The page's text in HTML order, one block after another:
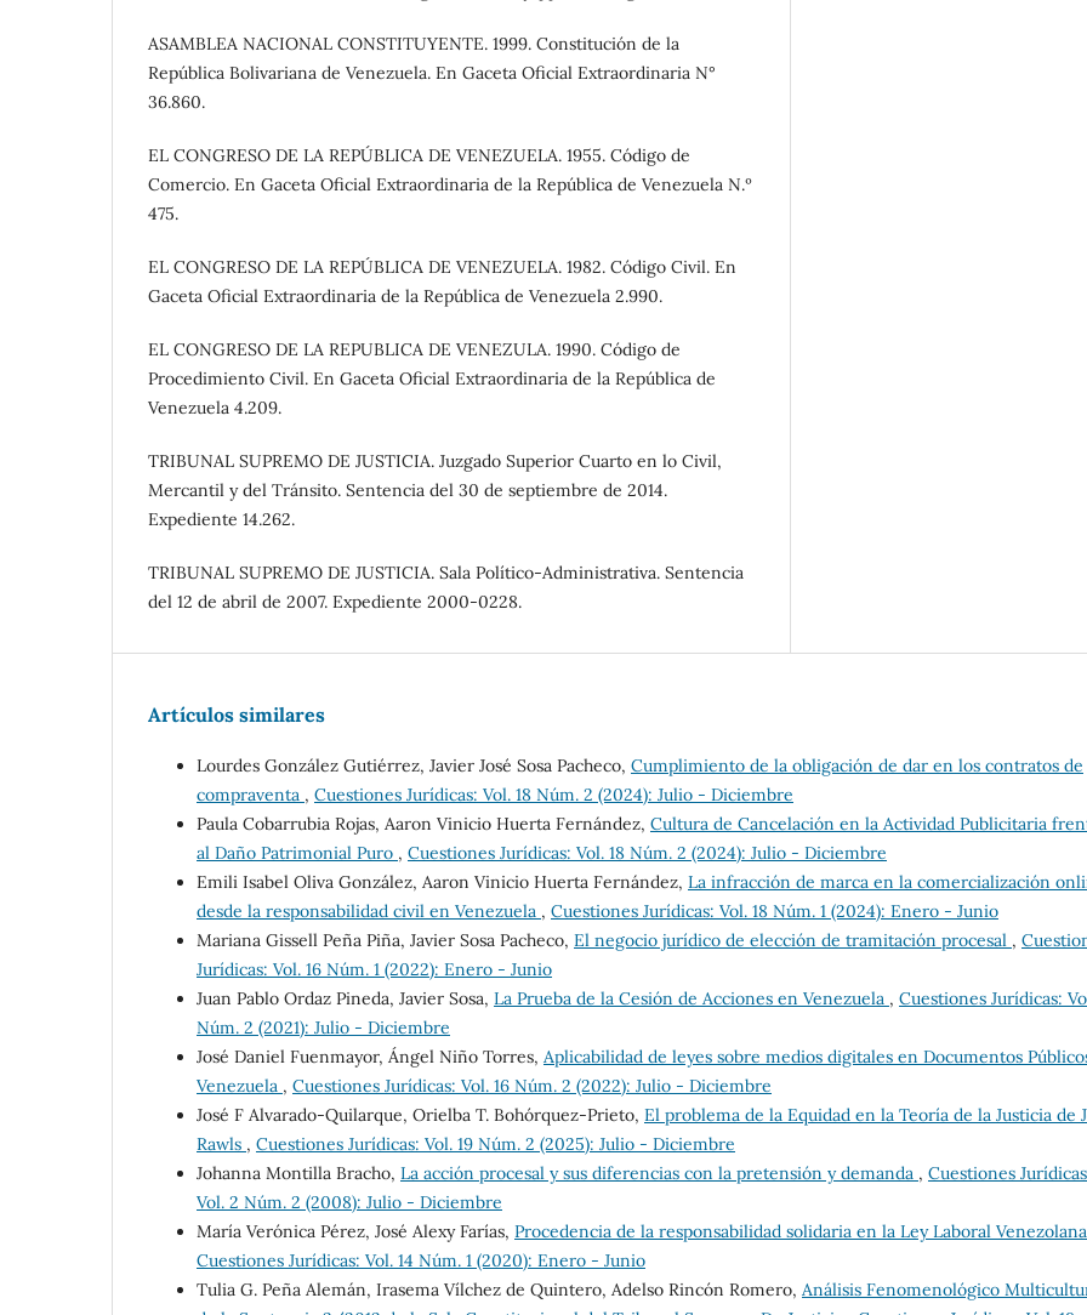
ASAMBLEA NACIONAL CONSTITUYENTE. 1999. Constitución de la
República Bolivariana de Venezuela. En Gaceta Oficial Extraordinaria N°
36.860.
EL CONGRESO DE LA REPÚBLICA DE VENEZUELA. 1955. Código de
Comercio. En Gaceta Oficial Extraordinaria de la República de Venezuela N.º
475.
EL CONGRESO DE LA REPÚBLICA DE VENEZUELA. 1982. Código Civil. En
Gaceta Oficial Extraordinaria de la República de Venezuela 2.990.
EL CONGRESO DE LA REPUBLICA DE VENEZULA. 1990. Código de
Procedimiento Civil. En Gaceta Oficial Extraordinaria de la República de
Venezuela 4.209.
TRIBUNAL SUPREMO DE JUSTICIA. Juzgado Superior Cuarto en lo Civil,
Mercantil y del Tránsito. Sentencia del 30 de septiembre de 2014.
Expediente 14.262.
TRIBUNAL SUPREMO DE JUSTICIA. Sala Político-Administrativa. Sentencia
del 12 de abril de 2007. Expediente 2000-0228.
Artículos similares
Lourdes González Gutiérrez, Javier José Sosa Pacheco, Cumplimiento de la obligación de dar en los contratos de
compraventa , Cuestiones Jurídicas: Vol. 18 Núm. 2 (2024): Julio - Diciembre
Paula Cobarrubia Rojas, Aaron Vinicio Huerta Fernández, Cultura de Cancelación en la Actividad Publicitaria
al Daño Patrimonial Puro , Cuestiones Jurídicas: Vol. 18 Núm. 2 (2024): Julio - Diciembre
Emili Isabel Oliva González, Aaron Vinicio Huerta Fernández, La infracción de marca en la comercialización
desde la responsabilidad civil en Venezuela , Cuestiones Jurídicas: Vol. 18 Núm. 1 (2024): Enero - Junio
Mariana Gissell Peña Piña, Javier Sosa Pacheco, El negocio jurídico de elección de tramitación procesal ,
Jurídicas: Vol. 16 Núm. 1 (2022): Enero - Junio
Juan Pablo Ordaz Pineda, Javier Sosa, La Prueba de la Cesión de Acciones en Venezuela , Cuestiones Jurídicas:
Núm. 2 (2021): Julio - Diciembre
José Daniel Fuenmayor, Ángel Niño Torres, Aplicabilidad de leyes sobre medios digitales en Documentos
Venezuela , Cuestiones Jurídicas: Vol. 16 Núm. 2 (2022): Julio - Diciembre
José F Alvarado-Quilarque, Orielba T. Bohórquez-Prieto, El problema de la Equidad en la Teoría de la Justicia de
Rawls , Cuestiones Jurídicas: Vol. 19 Núm. 2 (2025): Julio - Diciembre
Johanna Montilla Bracho, La acción procesal y sus diferencias con la pretensión y demanda , Cuestiones
Vol. 2 Núm. 2 (2008): Julio - Diciembre
María Verónica Pérez, José Alexy Farías, Procedencia de la responsabilidad solidaria en la Ley Laboral Venezolana
Cuestiones Jurídicas: Vol. 14 Núm. 1 (2020): Enero - Junio
Tulia G. Peña Alemán, Irasema Vílchez de Quintero, Adelso Rincón Romero, Análisis Fenomenológico